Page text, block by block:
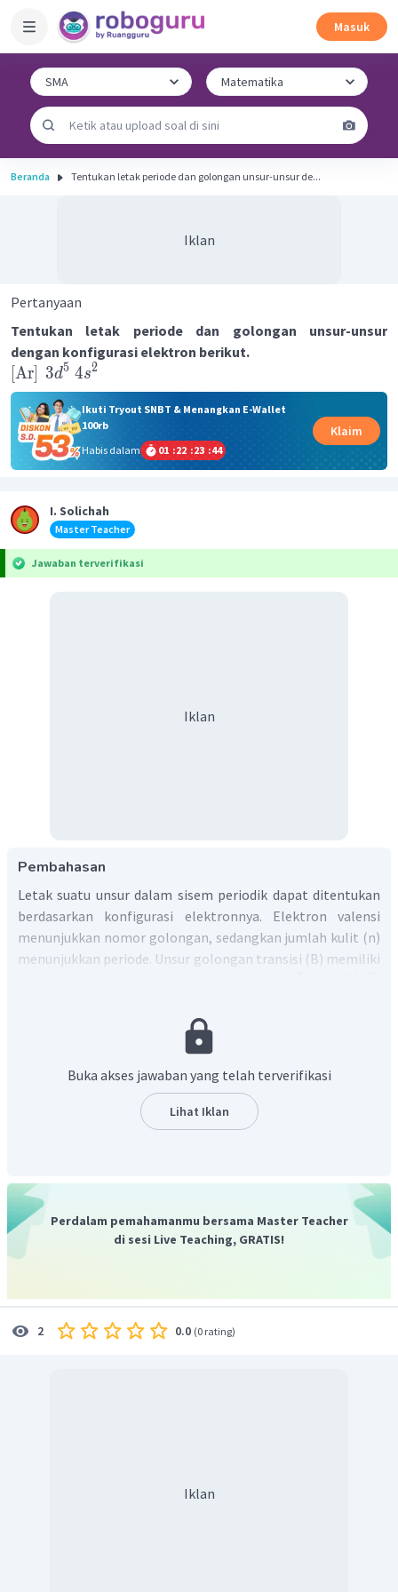
Masuk
Beranda Tentukan letak periode dan golongan unsur-unsur de...
Iklan
Pertanyaan
Tentukan letak periode dan golongan unsur-unsur
dengan konfigurasi elektron berikut.
Ar 3d5 4s2
Ikuti Tryout SNBT & Menangkan E-Wallet
100rb
Habis dalam
01 :22 :23 :44
Klaim
I. Solichah
Master Teacher
Jawaban terverifikasi
Iklan
Pembahasan
Letak suatu unsur dalam sisem periodik dapat ditentukan
berdasarkan konfigurasi elektronnya. Elektron valensi
menunjukkan nomor golongan, sedangkan jumlah kulit (n)
menunjukkan periode. Unsur golongan transisi (B) memiliki
termasuk ke dalam golongan VIIIB, sedangkan jika
jumlahnya 11 berarti golongan IB, dan jika jumlahnya 12
Oleh karena itu, pada konfigurasi elektron [Ar] 3 5
periode = jumlah kulit = 4
Dengan demikian, dalam tabel periodik unsur tersebut
terletak pada periode 4 dan golongan VIIB.
Buka akses jawaban yang telah terverifikasi
Lihat Iklan
Perdalam pemahamanmu bersama Master Teacher
di sesi Live Teaching, GRATIS!
2 0.0 (0 rating)
Iklan